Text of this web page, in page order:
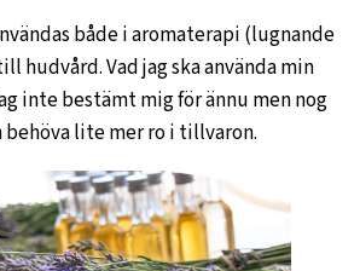
både i aromaterapi (lugnande
hudvård. Vad jag ska använda min
inte bestämt mig för ännu men nog
behöva lite mer ro i tillvaron.